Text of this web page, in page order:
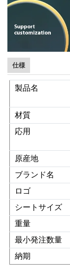
仕様
製品名
材質
応用
原産地
ブランド名
ロゴ
シートサイズ
重量
最小発注数量
納期